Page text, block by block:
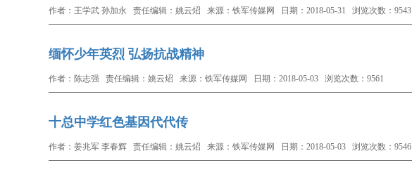
作者：王学武 孙加永 责任编辑：姚云炤 来源：铁军传媒网 日期：2018-05-31 浏览次数：9543
缅怀少年英烈 弘扬抗战精神
作者：陈志强 责任编辑：姚云炤 来源：铁军传媒网 日期：2018-05-03 浏览次数：9561
十总中学红色基因代代传
作者：姜兆军 李春辉 责任编辑：姚云炤 来源：铁军传媒网 日期：2018-05-03 浏览次数：9546